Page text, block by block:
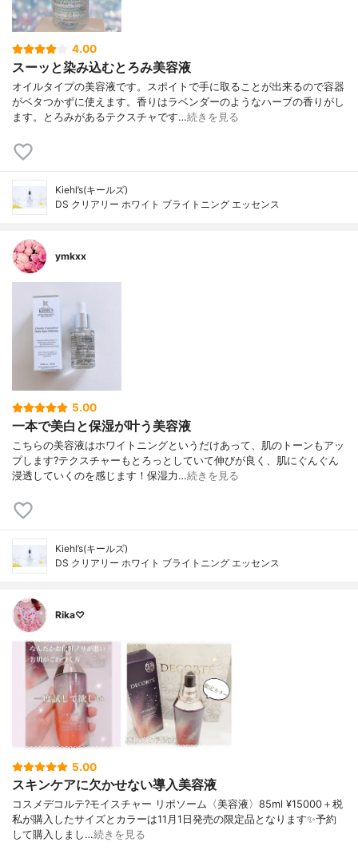
4.00
スーッと染み込むとろみ美容液
オイルタイプの美容液です。スポイトで手に取ることが出来るので容器
がベタつかずに使えます。香りはラベンダーのようなハーブの香りがし
ます。とろみがあるテクスチャです…続きを見る
Kiehl’s(キールズ)
DS クリアリー ホワイト ブライトニング エッセンス
ymkxx
5.00
一本で美白と保湿が叶う美容液
こちらの美容液はホワイトニングというだけあって、肌のトーンもアッ
プします?テクスチャーもとろっとしていて伸びが良く、肌にぐんぐん
浸透していくのを感じます！保湿力…続きを見る
Kiehl’s(キールズ)
DS クリアリー ホワイト ブライトニング エッセンス
Rika♡
5.00
スキンケアに欠かせない導入美容液
コスメデコルテ?モイスチャー リポソーム〈美容液〉85ml ¥15000＋税
私が購入したサイズとカラーは11月1日発売の限定品となります✨予約
して購入しまし…続きを見る